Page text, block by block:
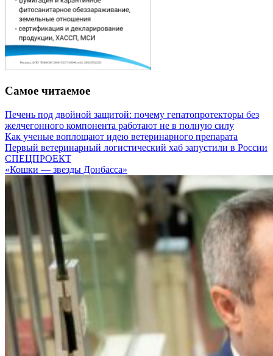
Самое читаемое
Печень под двойной защитой: почему гепатопротекторы без
желчегонного компонента работают не в полную силу
Как ученые воплощают идею ветеринарного препарата
Первый ветеринарный логистический хаб запустили в России
СПЕЦПРОЕКТ
«Кошки — звезды Донбасса»